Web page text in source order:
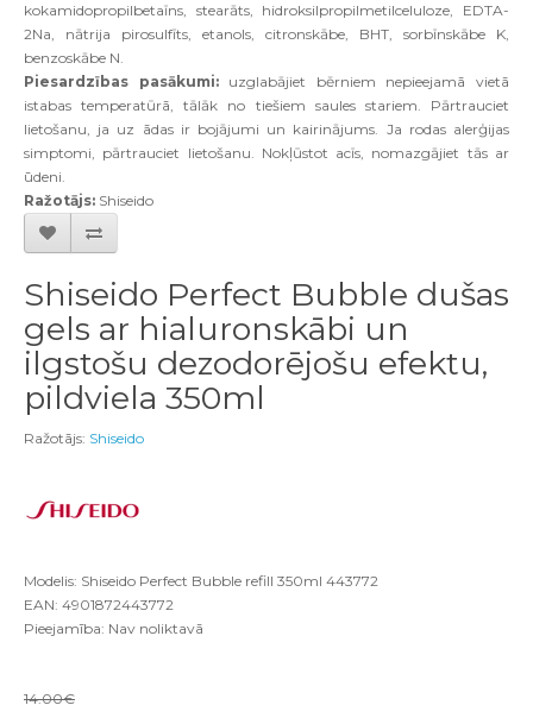
kokamidopropilbetaīns, stearāts, hidroksilpropilmetilceluloze, EDTA-
2Na, nātrija pirosulfīts, etanols, citronskābe, BHT, sorbīnskābe K,
benzoskābe N.
Piesardzī bas pasākumi: uzglabājiet bērniem nepieejamāvietā
istabas temperatūrā,tālāk no tiešiem saules stariem. Pārtrauciet
lietošanu, ja uz ādas ir bojājumi un kairinājums. Ja rodas alerģijas
simptomi, pārtrauciet lietošanu. Nokļūstot acīs, nomazgājiet tās ar
ūdeni.
Ražotājs: Shiseido
Shiseido Perfect Bubble dušas
gels ar hialuronskābi un
ilgstošu dezodorējošu efektu,
pildviela 350ml
Ražotājs: Shiseido
Modelis: Shiseido Perfect Bubble refill 350ml 443772
EAN: 4901872443772
Pieejamība: Nav noliktavā
14.00€